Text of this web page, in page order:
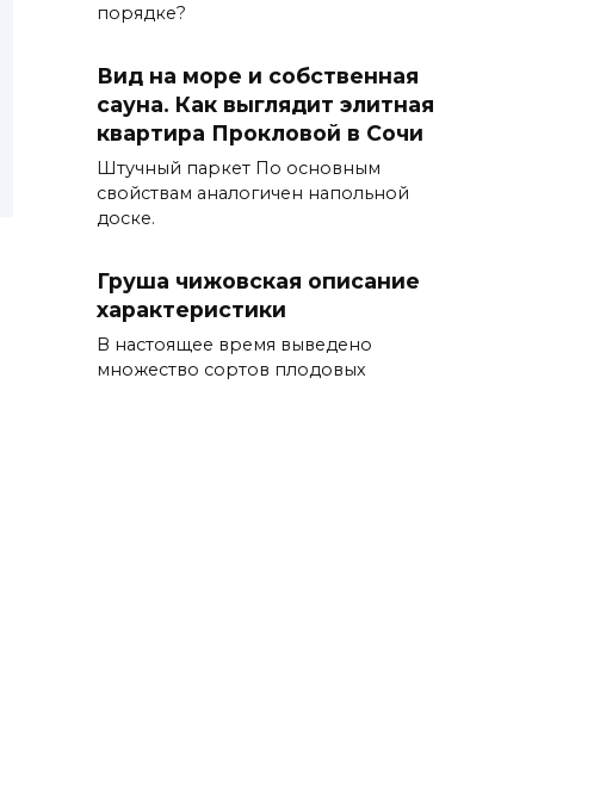
порядке?
Вид на море и собственная
сауна. Как выглядит элитная
квартира Прокловой в Сочи
Штучный паркет По основным
свойствам аналогичен напольной
доске.
Груша чижовская описание
характеристики
В настоящее время выведено
множество сортов плодовых